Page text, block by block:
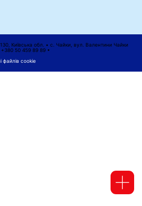
Київська обл. • с. Чайки, вул. Валентини Чайки
50 459 89 89 •
файлів cookie